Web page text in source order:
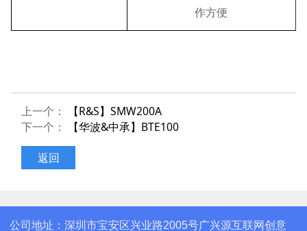
作方便
上一个：
【R&S】SMW200A
下一个：
【华波&中承】BTE100
返回
公司地址：深圳市宝安区兴业路2005号广兴源互联网创意